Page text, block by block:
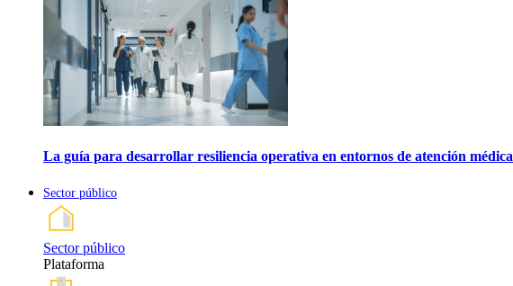
La guía para desarrollar resiliencia operativa en entornos de atención médica
Sector público
Sector público
Plataforma